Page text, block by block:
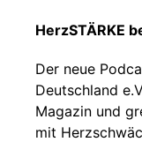
HerzSTÄRKE
Der neue
Deutschland
Magazin und
mit